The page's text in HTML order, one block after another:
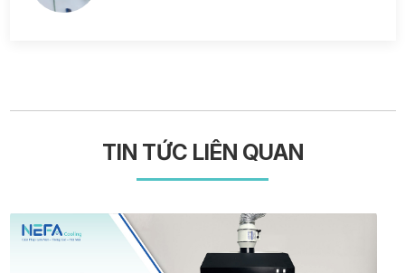
TIN TỨC LIÊN QUAN